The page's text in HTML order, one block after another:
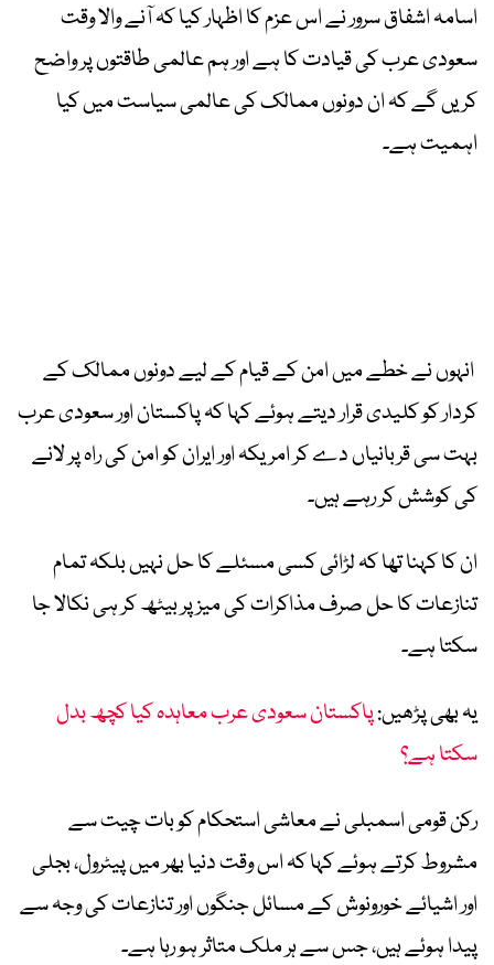
اسامہ اشفاق سرور نے اس عزم کا اظہار کیا کہ آنے والا وقت
سعودی عرب کی قیادت کا ہے اور ہم عالمی طاقتوں پر واضح
کریں گے کہ ان دونوں ممالک کی عالمی سیاست میں کیا
اہمیت ہے۔
انہوں نے خطے میں امن کے قیام کے لیے دونوں ممالک کے
کردار کو کلیدی قرار دیتے ہوئے کہا کہ پاکستان اور سعودی عرب
بہت سی قربانیاں دے کر امریکہ اور ایران کو امن کی راہ پر لانے
کی کوشش کر رہے ہیں۔
ان کا کہنا تھا کہ لڑائی کسی مسئلے کا حل نہیں بلکہ تمام
تنازعات کا حل صرف مذاکرات کی میز پر بیٹھ کر ہی نکالا جا
سکتا ہے۔
یہ بھی پڑھیں:پاکستان سعودی عرب معاہدہ کیا کچھ بدل
سکتا ہے؟
رکن قومی اسمبلی نے معاشی استحکام کو بات چیت سے
مشروط کرتے ہوئے کہا کہ اس وقت دنیا بھر میں پیٹرول، بجلی
اور اشیائے خورونوش کے مسائل جنگوں اور تنازعات کی وجہ سے
پیدا ہوئے ہیں، جس سے ہر ملک متاثر ہو رہا ہے۔